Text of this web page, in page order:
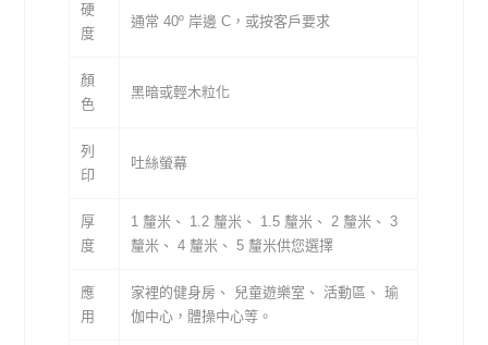
硬
度
通常 40º 岸邊 C，或按客戶要求
顏
色
黑暗或輕木粒化
列
印
吐絲螢幕
厚
度
1 釐米、 1.2 釐米、 1.5 釐米、 2 釐米、 3
釐米、 4 釐米、 5 釐米供您選擇
應
用
家裡的健身房、 兒童遊樂室、 活動區、 瑜
伽中心，體操中心等。